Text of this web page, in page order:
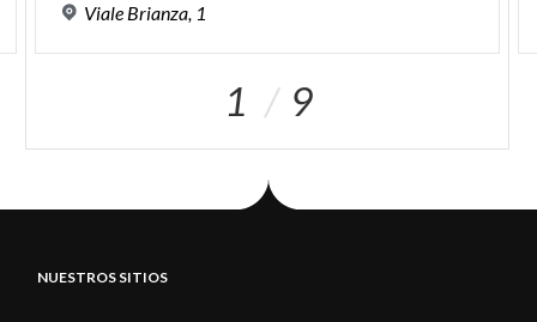
Viale Brianza, 1
1 9
NUESTROS SITIOS